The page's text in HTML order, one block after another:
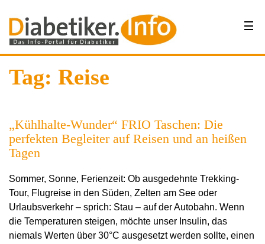
Tag: Reise
„Kühlhalte-Wunder“ FRIO Taschen: Die
perfekten Begleiter auf Reisen und an heißen
Tagen
Sommer, Sonne, Ferienzeit: Ob ausgedehnte Trekking-
Tour, Flugreise in den Süden, Zelten am See oder
Urlaubsverkehr – sprich: Stau – auf der Autobahn. Wenn
die Temperaturen steigen, möchte unser Insulin, das
niemals Werten über 30°C ausgesetzt werden sollte, einen